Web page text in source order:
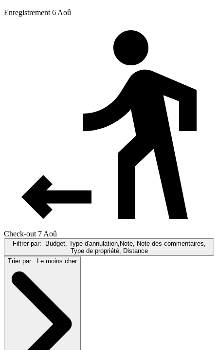
Enregistrement 6 Aoû
Check-out 7 Aoû
Filtrer par:
Budget, Type d'annulation,Note, Note des commentaires,
Type de propriété, Distance
Trier par:
Le moins cher